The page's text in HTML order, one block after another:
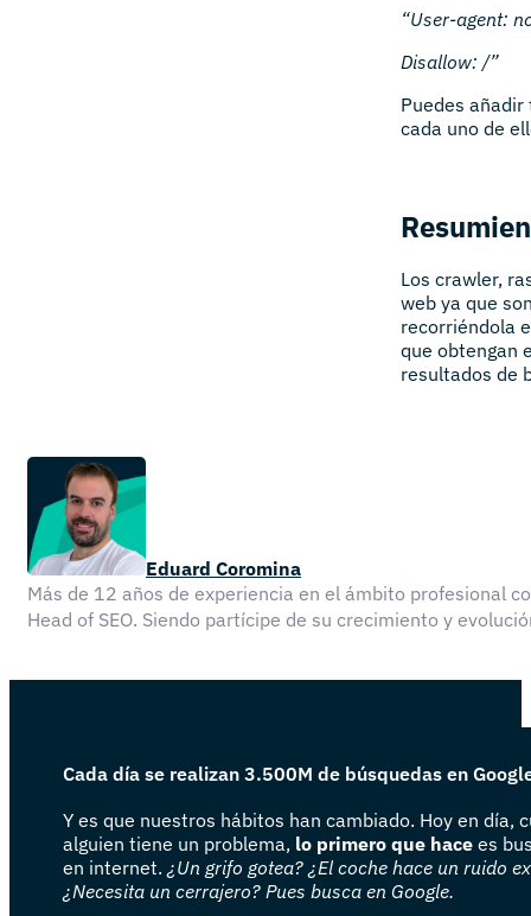
“User-agent:
Disallow: /”
Puedes
cada uno de
Los crawler,
web ya que
recorriéndola
que obtengan
resultados de
Eduard Coromina
Más de 12 años de experiencia en el ámbito profesional
Head of SEO. Siendo partícipe de su crecimiento y
Cada día se realizan 3.500M de búsquedas en
Y es que nuestros hábitos han cambiado. Hoy en día,
alguien tiene un problema, lo primero que hace es
en internet. ¿Un grifo gotea? ¿El coche hace un ruido
¿Necesita un cerrajero? Pues busca en Google.